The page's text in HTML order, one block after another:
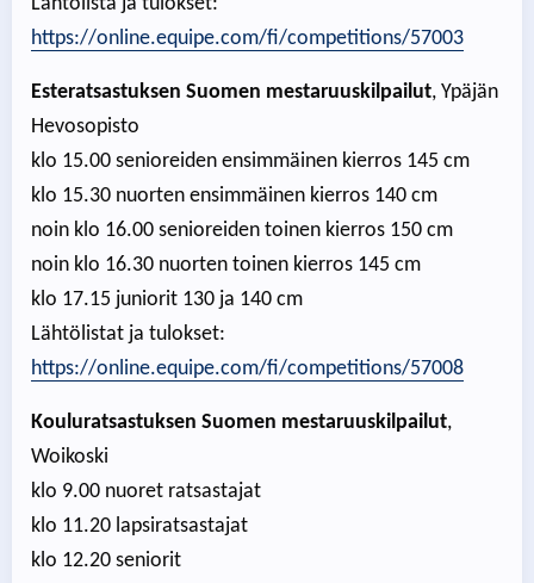
https://online.equipe.com/fi/competitions/57003
Esteratsastuksen Suomen mestaruuskilpailut, Ypäjän
Hevosopisto
klo 15.00 senioreiden ensimmäinen kierros 145 cm
klo 15.30 nuorten ensimmäinen kierros 140 cm
noin klo 16.00 senioreiden toinen kierros 150 cm
noin klo 16.30 nuorten toinen kierros 145 cm
klo 17.15 juniorit 130 ja 140 cm
Lähtölistat ja tulokset:
https://online.equipe.com/fi/competitions/57008
Kouluratsastuksen Suomen mestaruuskilpailut,
Woikoski
klo 9.00 nuoret ratsastajat
klo 11.20 lapsiratsastajat
klo 12.20 seniorit